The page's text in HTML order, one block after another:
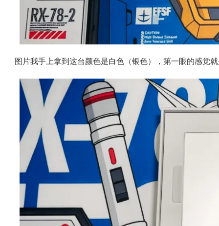
图片我手上拿到这台颜色是白色（银色），第一眼的感觉